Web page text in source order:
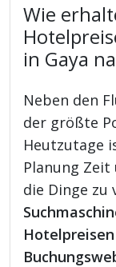
Wie
in Gaya
Neben den
der größte
Heutzutage
Planung Zeit
die Dinge zu